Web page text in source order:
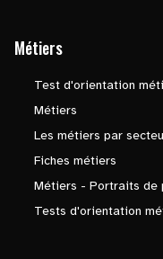
Métiers
Test d'orientation
Métiers
Les métiers par
Fiches métiers
Métiers - Portraits de
Tests d'orientation